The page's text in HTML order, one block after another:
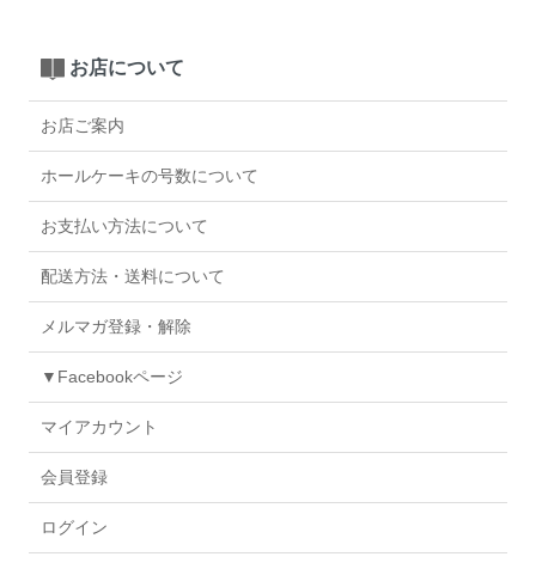
お店について
お店ご案内
ホールケーキの号数について
お支払い方法について
配送方法・送料について
メルマガ登録・解除
▼Facebookページ
マイアカウント
会員登録
ログイン